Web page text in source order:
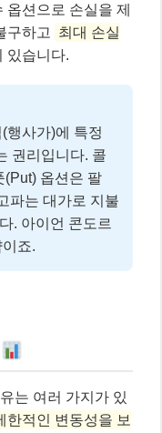
션으로 손실을 제
구하고
최대 손실
있습니다.
행사가)에 특정
권리입니다. 콜
(Put) 옵션은 팔
파는 대가로 지불
. 아이언 콘도르
죠.
는 여러 가지가 있
한적인 변동성을 보